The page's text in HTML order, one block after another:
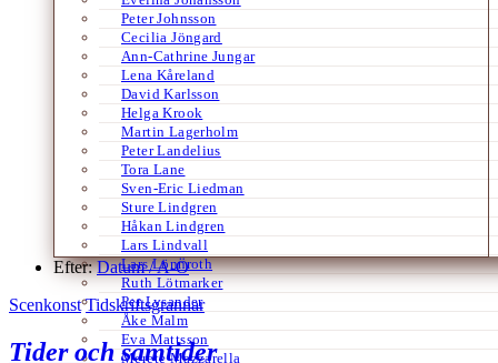
Peter Johnsson
Cecilia Jöngard
Ann-Cathrine Jungar
Lena Kåreland
David Karlsson
Helga Krook
Martin Lagerholm
Peter Landelius
Tora Lane
Sven-Eric Liedman
Sture Lindgren
Håkan Lindgren
Lars Lindvall
Lars Lönnroth
Ruth Lötmarker
Per Lysander
Åke Malm
Eva Mattsson
Merete Mazzarella
Efter:Datum /A-Ö
Scenkonst Tidskriftsgrannar
Tider och samtider